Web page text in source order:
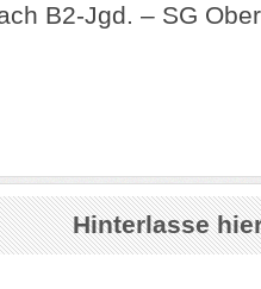
B2-Jgd. – SG
Hinterlasse